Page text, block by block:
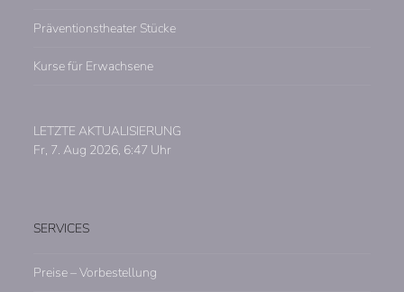
Präventionstheater Stücke
Kurse für Erwachsene
LETZTE AKTUALISIERUNG
Fr, 7. Aug 2026, 6:47 Uhr
SERVICES
Preise – Vorbestellung